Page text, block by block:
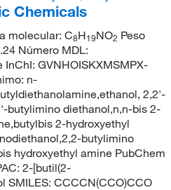
Chemicals
molecular: C8H19NO2 Peso
Número MDL:
GVNHOISKXMSMPX-
n-
2,2'-
butylimino diethanol,n,n-bis 2-
2-hydroxyethyl
butylimino
hydroxyethyl amine PubChem
2-[butil(2-
SMILES: CCCCN(CCO)CCO